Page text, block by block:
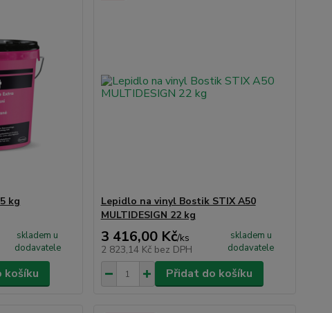
kg
skladem u
dodavatele
košíku
Lepidlo na vinyl Bostik STIX A50
MULTIDESIGN 22 kg
3 416,00 Kč/ks
2 823,14 Kč bez DPH
skladem u
dodavatele
Přidat do košíku